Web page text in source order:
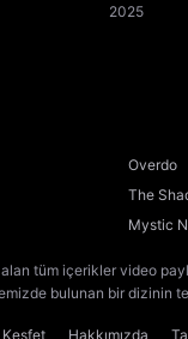
2025
Overdo
The
Mystic
tüm içerikler video
bulunan bir dizinin
Keşfet Hakkımızda